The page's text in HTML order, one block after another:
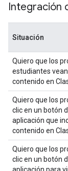
Integración
Situación
Quiero que los
estudiantes
contenido en
Quiero que los
clic en un botón
aplicación que
contenido en
Quiero que los
clic en un botón